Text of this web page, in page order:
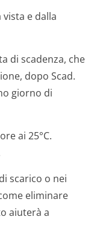
e dalla
di scadenza, che
dopo Scad.
giorno di
ai 25°C.
scarico o nei
eliminare
aiuterà a